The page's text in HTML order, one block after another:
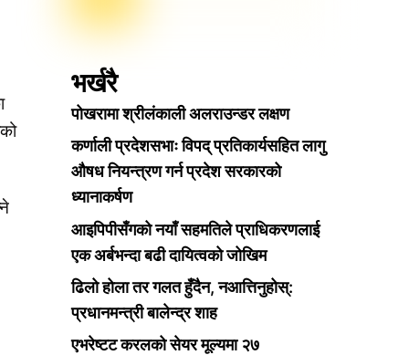
भर्खरै
पोखरामा श्रीलंकाली अलराउन्डर लक्षण
कर्णाली प्रदेशसभाः विपद् प्रतिकार्यसहित लागु
औषध नियन्त्रण गर्न प्रदेश सरकारको
ध्यानाकर्षण
आइपिपीसँगको नयाँ सहमतिले प्राधिकरणलाई
एक अर्बभन्दा बढी दायित्वको जोखिम
ढिलो होला तर गलत हुँदैन, नआत्तिनुहोस्:
प्रधानमन्त्री बालेन्द्र शाह
एभरेष्टट करलको सेयर मूल्यमा २७